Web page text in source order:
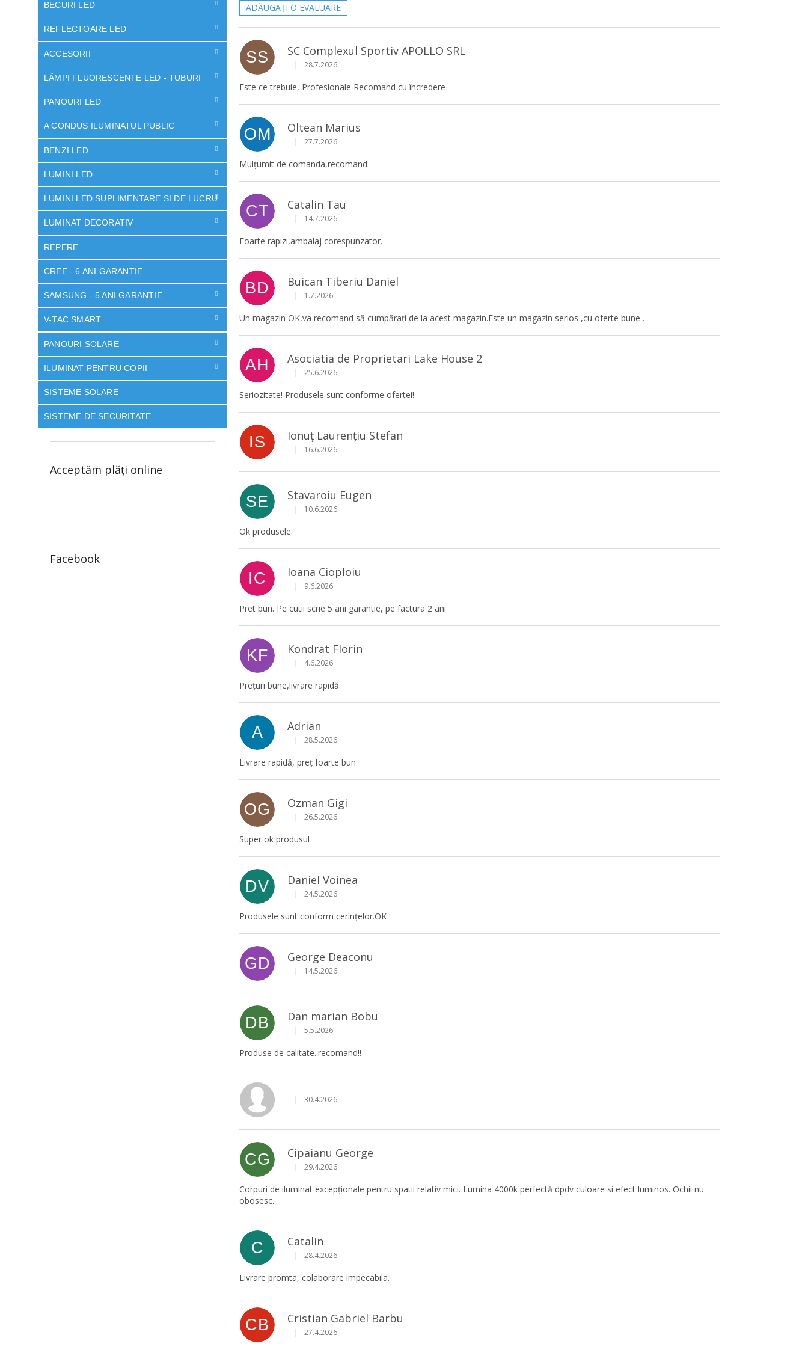
BECURI LED
REFLECTOARE LED
ACCESORII
LÃMPI FLUORESCENTE LED - TUBURI
PANOURI LED
A CONDUS ILUMINATUL PUBLIC
BENZI LED
LUMINI LED
LUMINI LED SUPLIMENTARE SI DE LUCRU
LUMINAT DECORATIV
REPERE
CREE - 6 ANI GARANȚIE
SAMSUNG - 5 ANI GARANTIE
V-TAC SMART
PANOURI SOLARE
ILUMINAT PENTRU COPII
SISTEME SOLARE
SISTEME DE SECURITATE
Acceptăm plăţi online
Facebook
ADĂUGAŢI O EVALUARE
L
s
t
ă
r
e
e
n
i
i
SS SC Complexul Sportiv APOLLO SRL
Ratingul magazinului este 5 din 5 stele.
| 28.7.2026
Este ce trebuie, Profesionale Recomand cu încredere
OM Oltean Marius
Ratingul magazinului este 5 din 5 stele.
| 27.7.2026
Mulțumit de comanda,recomand
CT Catalin Tau
Ratingul magazinului este 5 din 5 stele.
| 14.7.2026
Foarte rapizi,ambalaj corespunzator.
BD Buican Tiberiu Daniel
Ratingul magazinului este 5 din 5 stele.
| 1.7.2026
Un magazin OK,va recomand să cumpărați de la acest magazin.Este un magazin serios ,cu oferte bune .
AH Asociatia de Proprietari Lake House 2
Ratingul magazinului este 5 din 5 stele.
| 25.6.2026
Seriozitate! Produsele sunt conforme ofertei!
IS Ionuț Laurențiu Stefan
Ratingul magazinului este 5 din 5 stele.
| 16.6.2026
SE Stavaroiu Eugen
Ratingul magazinului este 5 din 5 stele.
| 10.6.2026
Ok produsele.
IC Ioana Cioploiu
Ratingul magazinului este 5 din 5 stele.
| 9.6.2026
Pret bun. Pe cutii scrie 5 ani garantie, pe factura 2 ani
KF Kondrat Florin
Ratingul magazinului este 5 din 5 stele.
| 4.6.2026
Prețuri bune,livrare rapidă.
A Adrian
Ratingul magazinului este 5 din 5 stele.
| 28.5.2026
Livrare rapidă, preț foarte bun
OG Ozman Gigi
Ratingul magazinului este 5 din 5 stele.
| 26.5.2026
Super ok produsul
DV Daniel Voinea
Ratingul magazinului este 5 din 5 stele.
| 24.5.2026
Produsele sunt conform cerințelor.OK
GD George Deaconu
Ratingul magazinului este 5 din 5 stele.
| 14.5.2026
DB Dan marian Bobu
Ratingul magazinului este 5 din 5 stele.
| 5.5.2026
Produse de calitate..recomand!!
Ratingul magazinului este 5 din 5 stele.
| 30.4.2026
CG Cipaianu George
Ratingul magazinului este 5 din 5 stele.
| 29.4.2026
Corpuri de iluminat excepționale pentru spatii relativ mici. Lumina 4000k perfectă dpdv culoare si efect luminos. Ochii nu
obosesc.
C Catalin
Ratingul magazinului este 5 din 5 stele.
| 28.4.2026
Livrare promta, colaborare impecabila.
CB Cristian Gabriel Barbu
Ratingul magazinului este 5 din 5 stele.
| 27.4.2026